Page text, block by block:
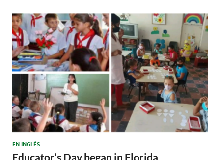
EN INGLÉS
Educator’s Day began in Florida